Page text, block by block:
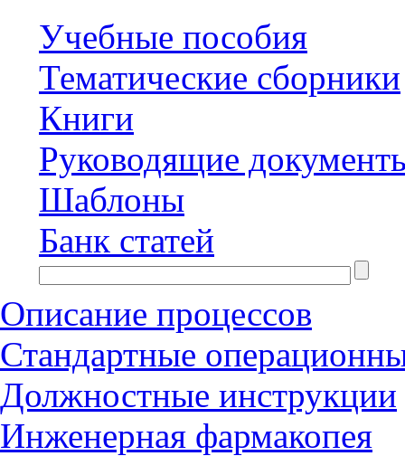
Учебные пособия
Тематические сборники
Книги
Руководящие
Шаблоны
Банк статей
Описание процессов
Стандартные
Должностные инструкции
Инженерная фармакопея